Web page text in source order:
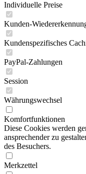
Individuelle Preise
Kunden-
Kundenspezifisches
PayPal-Zahlungen
Session
Währungswechsel
Komfortfunktionen
Diese Cookies werden
ansprechender zu
des Besuchers.
Merkzettel